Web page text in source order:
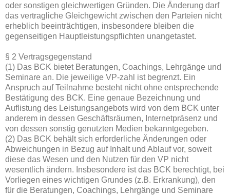
oder sonstigen gleichwertigen Gründen. Die Änderung darf
das vertragliche Gleichgewicht zwischen den Parteien nicht
erheblich beeinträchtigen, insbesondere bleiben die
gegenseitigen Hauptleistungspflichten unangetastet.
§ 2 Vertragsgegenstand
(1) Das BCK bietet Beratungen, Coachings, Lehrgänge und
Seminare an. Die jeweilige VP-zahl ist begrenzt. Ein
Anspruch auf Teilnahme besteht nicht ohne entsprechende
Bestätigung des BCK. Eine genaue Bezeichnung und
Auflistung des Leistungsangebots wird von dem BCK unter
anderem in dessen Geschäftsräumen, Internetpräsenz und
von dessen sonstig genutzten Medien bekanntgegeben.
(2) Das BCK behält sich erforderliche Änderungen oder
Abweichungen in Bezug auf Inhalt und Ablauf vor, soweit
diese das Wesen und den Nutzen für den VP nicht
wesentlich ändern. Insbesondere ist das BCK berechtigt, bei
Vorliegen eines wichtigen Grundes (z.B. Erkrankung), den
für die Beratungen, Coachings, Lehrgänge und Seminare